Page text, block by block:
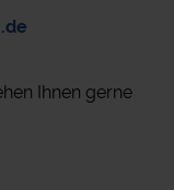
Ihnen gerne